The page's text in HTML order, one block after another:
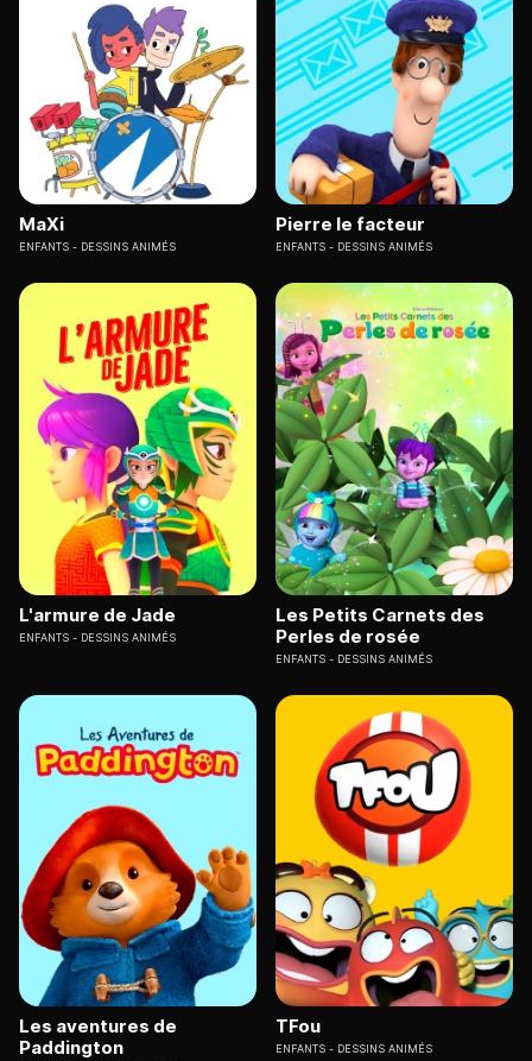
MaXi
ENFANTS DESSINS ANIMÉS
Pierre le facteur
ENFANTS DESSINS ANIMÉS
L'armure de Jade
ENFANTS DESSINS ANIMÉS
Les Petits Carnets des
Perles de rosée
ENFANTS DESSINS ANIMÉS
Les aventures de
Paddington
TFou
ENFANTS DESSINS ANIMÉS